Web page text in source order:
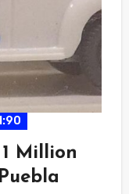
Million